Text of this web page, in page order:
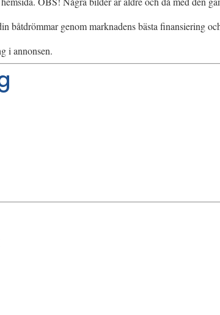
båtdrömmar genom marknadens bästa finansiering
i annonsen.